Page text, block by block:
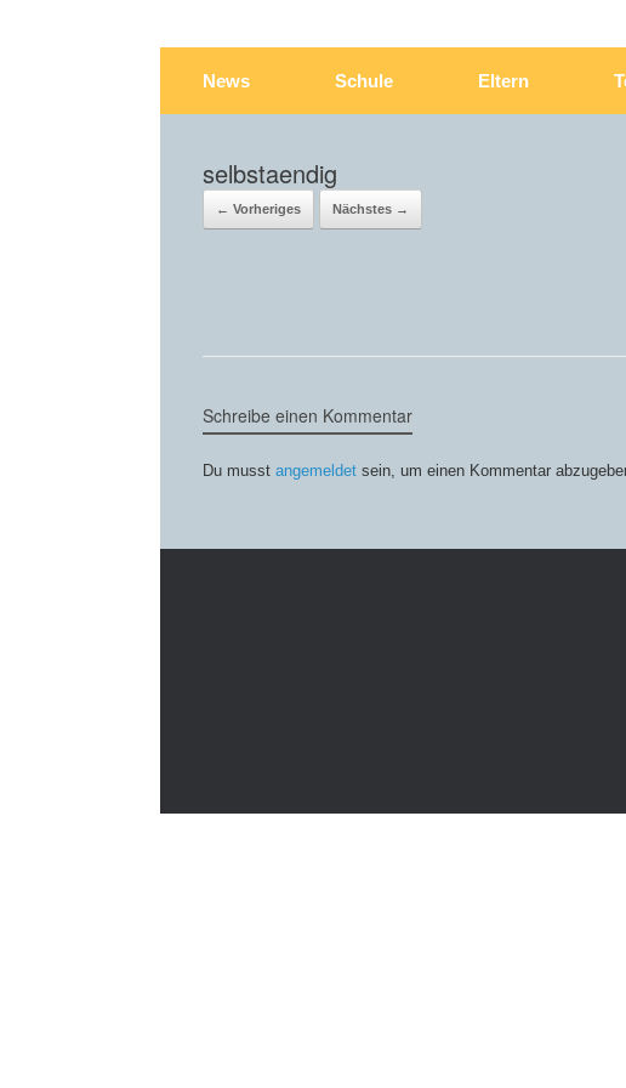
News Schule Eltern
selbstaendig
← Vorheriges Nächstes →
Schreibe einen Kommentar
Du musst angemeldet sein, um einen Kommentar